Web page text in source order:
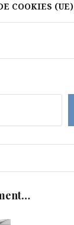
COOKIES (UE)